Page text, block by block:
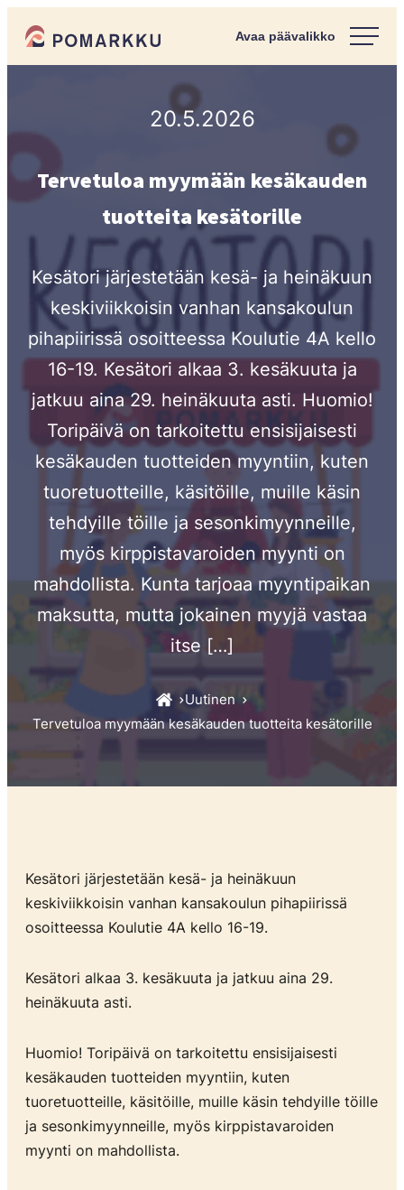
Siirry
suoraan
Pomarkun kunta
20.5.2026
Tervetuloa myymään kesäkauden
tuotteita kesätorille
Kesätori järjestetään kesä- ja heinäkuun
keskiviikkoisin vanhan kansakoulun
pihapiirissä osoitteessa Koulutie 4A kello
16-19. Kesätori alkaa 3. kesäkuuta ja
jatkuu aina 29. heinäkuuta asti. Huomio!
Toripäivä on tarkoitettu ensisijaisesti
kesäkauden tuotteiden myyntiin, kuten
tuoretuotteille, käsitöille, muille käsin
tehdyille töille ja sesonkimyynneille,
myös kirppistavaroiden myynti on
mahdollista. Kunta tarjoaa myyntipaikan
maksutta, mutta jokainen myyjä vastaa
itse […]
Uutinen
Tervetuloa myymään kesäkauden tuotteita kesätorille
Kesätori järjestetään kesä- ja heinäkuun
keskiviikkoisin vanhan kansakoulun pihapiirissä
osoitteessa Koulutie 4A kello 16-19.
Kesätori alkaa 3. kesäkuuta ja jatkuu aina 29.
heinäkuuta asti.
Huomio! Toripäivä on tarkoitettu ensisijaisesti
kesäkauden tuotteiden myyntiin, kuten
tuoretuotteille, käsitöille, muille käsin tehdyille töille
ja sesonkimyynneille, myös kirppistavaroiden
myynti on mahdollista.